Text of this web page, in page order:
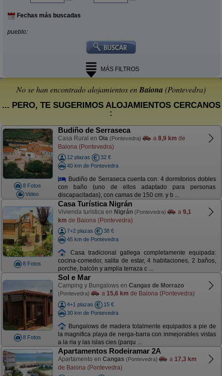
Fechas más buscadas
pueblo:
MÁS FILTROS
No se han encontrado alojamientos enBaiona (Pontevedra)
... PERO, TE SUGERIMOS ALOJAMIENTOS CERCANOS
:
8 Fotos
Video
Budiño de Serraseca
Casa Rural en Oia (Pontevedra) a 8,9 km de
Baiona (Pontevedra)
12 plazas
32 €
40 km de Pontevedra
Budiño de Serraseca cuenta con: 4 dormitorios dobles
con baño (uno de ellos adaptado para personas
discapacitadas), con camas de 150 cm. y b ...
8 Fotos
Casa Turística Nigrán
Vivienda turística en Nigrán (Pontevedra) a 9,1
km de Baiona (Pontevedra)
7+2 plazas
38 €
45 km de Pontevedra
Casa tradicional gallega completamente equipada:
cocina-comedor, salita de estar, 4 habitaciones, 2 baños,
porche, balcón y amplia terraza c ...
8 Fotos
Sol e Mar
Camping y Bungalows en Cangas de Morrazo
(Pontevedra) a 15,6 km de Baiona (Pontevedra)
4+1 plazas
15 €
30 km de Pontevedra
Bungalows de madera totalmente equipados a pie de
la magnifica playa de nerga-barra con inmejorables vistas
a la ria y las islas cies (parqu ...
Apartamentos Rodeiramar 2A
Apartamento en Cangas (Pontevedra) a 17,3 km
de Baiona (Pontevedra)